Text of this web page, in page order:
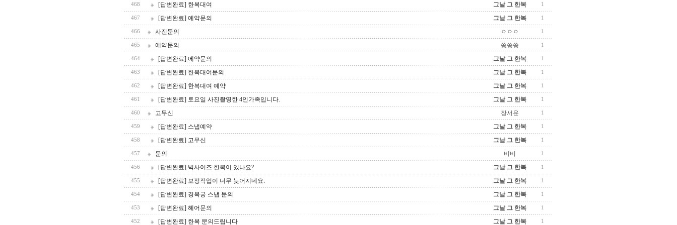
468 [답변완료] 한복대여 그날 그 한복 1
467 [답변완료] 예약문의 그날 그 한복 1
466 사진문의 ㅇㅇㅇ 1
465 에약문의 쏭쏭쏭 1
464 [답변완료] 에약문의 그날 그 한복 1
463 [답변완료] 한복대여문의 그날 그 한복 1
462 [답변완료] 한복대여 예약 그날 그 한복 1
461 [답변완료] 토요일 사진촬영한 4인가족입니다. 그날 그 한복 1
460 고무신 장서윤 1
459 [답변완료] 스냅예약 그날 그 한복 1
458 [답변완료] 고무신 그날 그 한복 1
457 문의 비비 1
456 [답변완료] 빅사이즈 한복이 있나요? 그날 그 한복 1
455 [답변완료] 보정작업이 너무 늦어지네요. 그날 그 한복 1
454 [답변완료] 경복궁 스냅 문의 그날 그 한복 1
453 [답변완료] 헤어문의 그날 그 한복 1
452 [답변완료] 한복 문의드립니다 그날 그 한복 1